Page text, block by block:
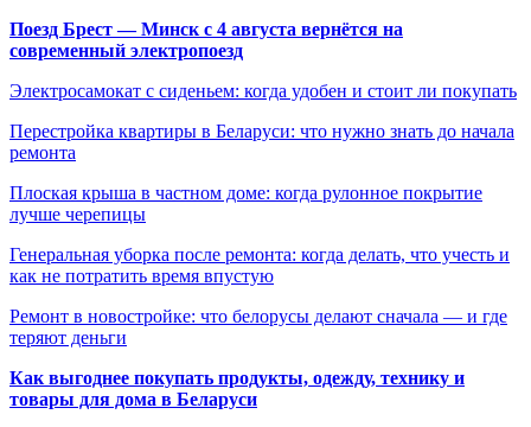
Поезд Брест — Минск с 4 августа вернётся на
современный электропоезд
Электросамокат с сиденьем: когда удобен и стоит ли покупать
Перестройка квартиры в Беларуси: что нужно знать до начала
ремонта
Плоская крыша в частном доме: когда рулонное покрытие
лучше черепицы
Генеральная уборка после ремонта: когда делать, что учесть и
как не потратить время впустую
Ремонт в новостройке: что белорусы делают сначала — и где
теряют деньги
Как выгоднее покупать продукты, одежду, технику и
товары для дома в Беларуси